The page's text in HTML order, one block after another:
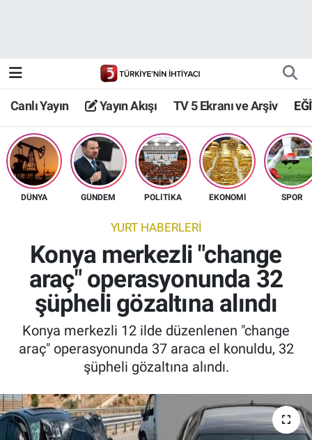
Canlı Yayın Yayın Akışı TV 5 Ekranı ve Arşiv
DÜNYA GÜNDEM POLİTİKA EKONOMİ SPOR
YURT HABERLERİ
Konya merkezli "change
araç" operasyonunda 32
şüpheli gözaltına alındı
Konya merkezli 12 ilde düzenlenen "change
araç" operasyonunda 37 araca el konuldu, 32
şüpheli gözaltına alındı.
TV 5 Ekranı ve Arşiv